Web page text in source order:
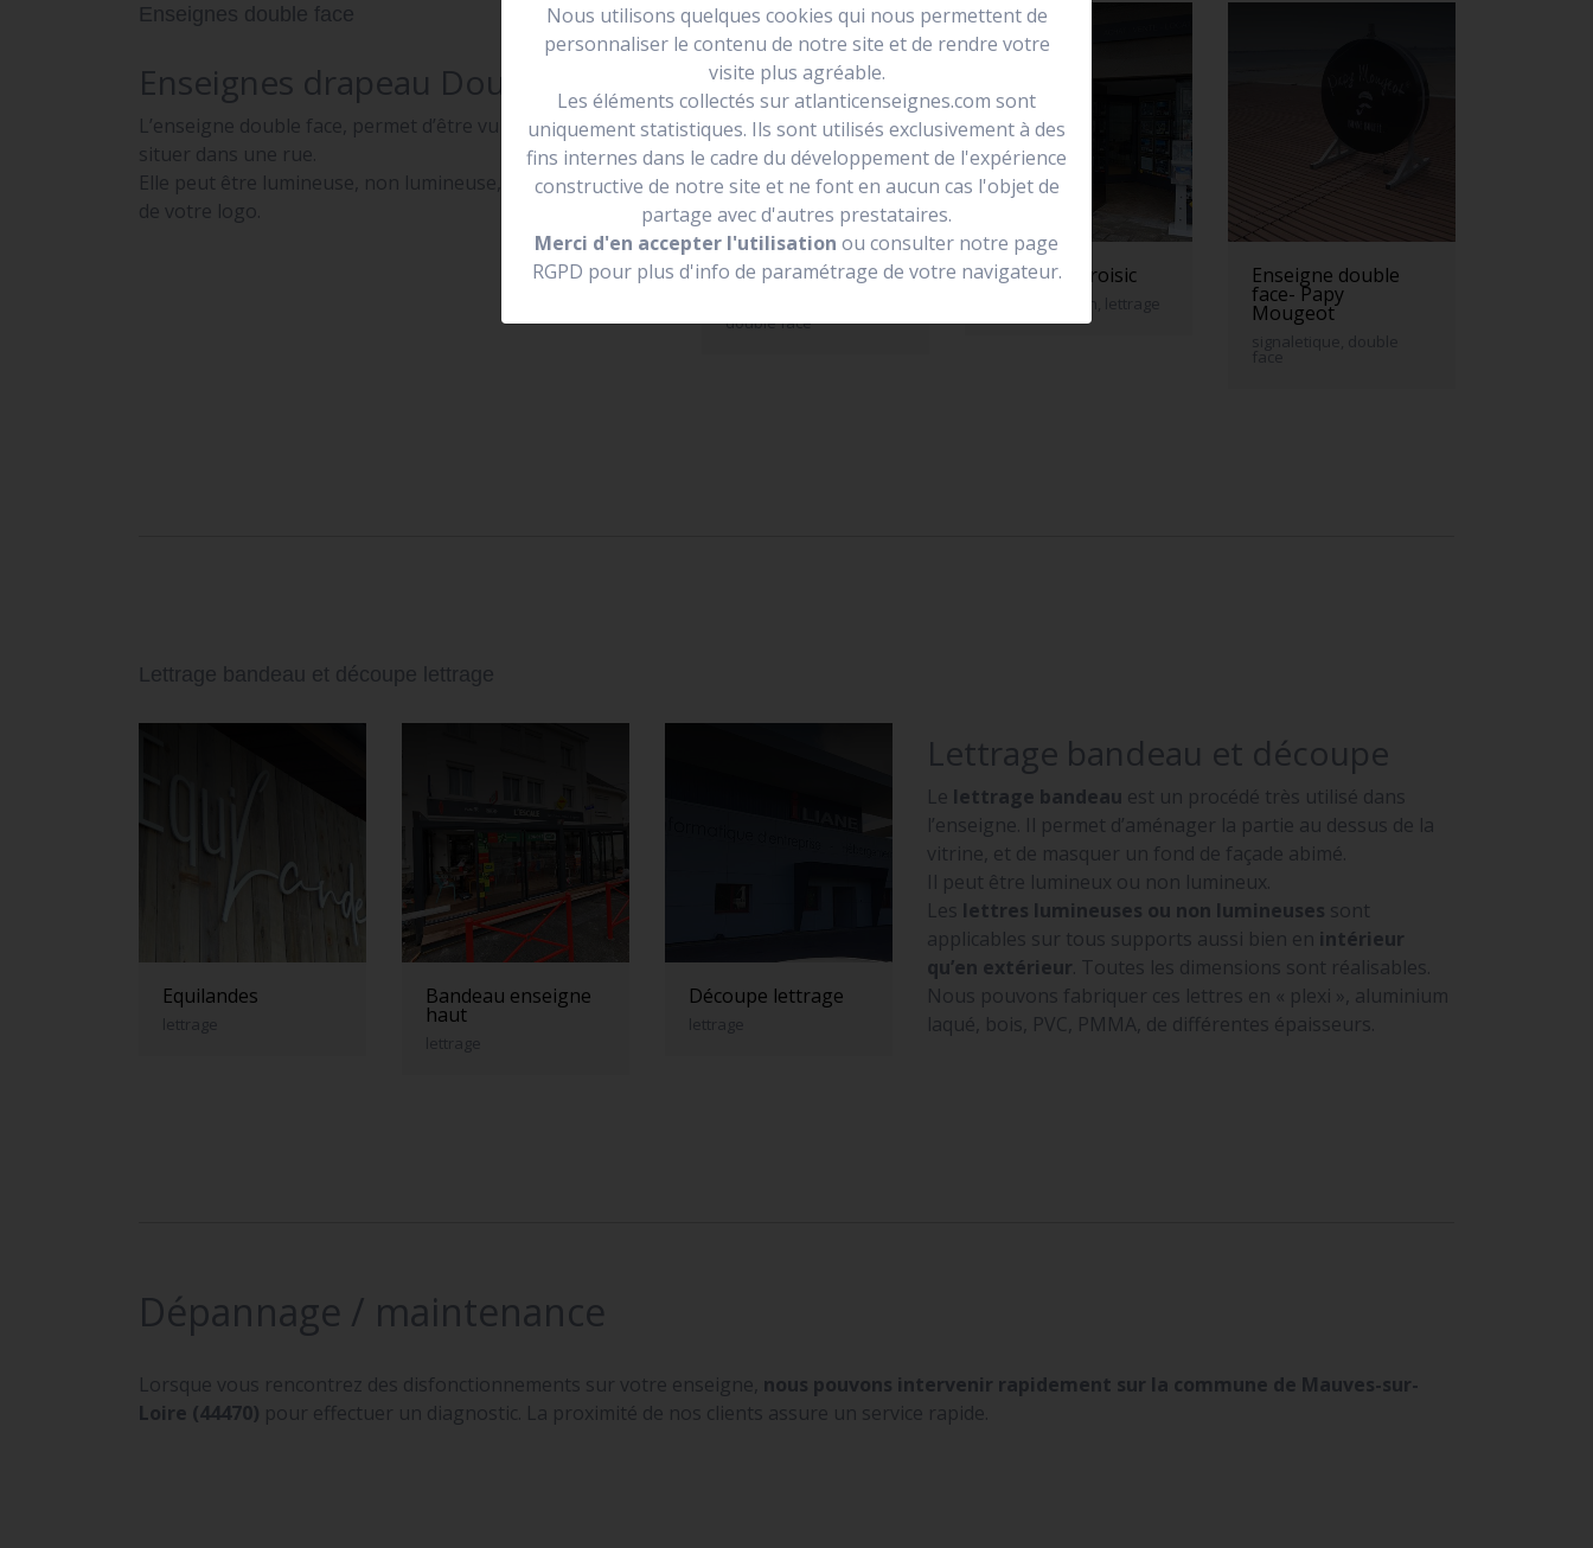
Enseignes double face
Enseignes drapeau Double face
L’enseigne double face, permet d’être vu de loin et de se
situer dans une rue.
Elle peut être lumineuse, non lumineuse, prendre la forme
de votre logo.
enseigne drapeau
double face
Vivre ici le croisic
enseigne neon, lettrage
Enseigne double
face- Papy
Mougeot
signaletique, double
face
Lettrage bandeau et découpe lettrage
Equilandes
lettrage
Bandeau enseigne
haut
lettrage
Découpe lettrage
lettrage
Lettrage bandeau et découpe
Le lettrage bandeau est un procédé très utilisé dans
l’enseigne. Il permet d’aménager la partie au dessus de la
vitrine, et de masquer un fond de façade abimé.
Il peut être lumineux ou non lumineux.
Les lettres lumineuses ou non lumineuses sont
applicables sur tous supports aussi bien en intérieur
qu’en extérieur. Toutes les dimensions sont réalisables.
Nous pouvons fabriquer ces lettres en « plexi », aluminium
laqué, bois, PVC, PMMA, de différentes épaisseurs.
Dépannage / maintenance
Lorsque vous rencontrez des disfonctionnements sur votre enseigne, nous pouvons intervenir rapidement sur la commune de Mauves-sur-
Loire (44470) pour effectuer un diagnostic. La proximité de nos clients assure un service rapide.
Nous utilisons quelques cookies qui nous permettent de
personnaliser le contenu de notre site et de rendre votre
visite plus agréable.
Les éléments collectés sur atlanticenseignes.com sont
uniquement statistiques. Ils sont utilisés exclusivement à des
fins internes dans le cadre du développement de l'expérience
constructive de notre site et ne font en aucun cas l'objet de
partage avec d'autres prestataires.
Merci d'en accepter l'utilisation ou consulter notre page
RGPD pour plus d'info de paramétrage de votre navigateur.